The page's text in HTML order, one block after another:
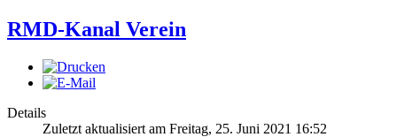
RMD-Kanal Verein
Details
Zuletzt aktualisiert am Freitag, 25. Juni 2021 16:52